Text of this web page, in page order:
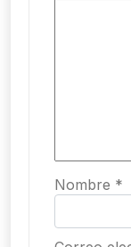
Nombre *